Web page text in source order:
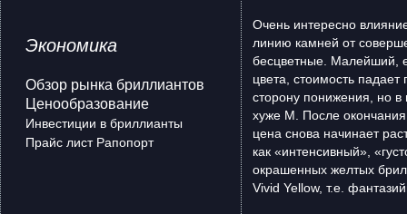
Экономика
Обзор рынка бриллиантов
Ценообразование
Инвестиции в бриллианты
Прайс лист Рапопорт
Очень интересно
линию камней от
бесцветные. Малейший,
цвета, стоимость
сторону понижения, но в
хуже М. После
цена снова начинает
как «интенсивный»,
окрашенных желтых
Vivid Yellow, т.е.